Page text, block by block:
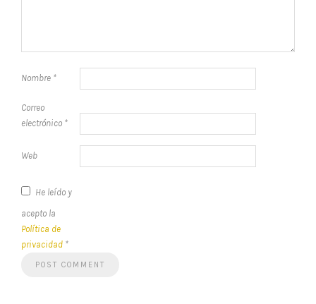
Nombre *
Correo
electrónico *
Web
He leído y
acepto la
Política de
privacidad *